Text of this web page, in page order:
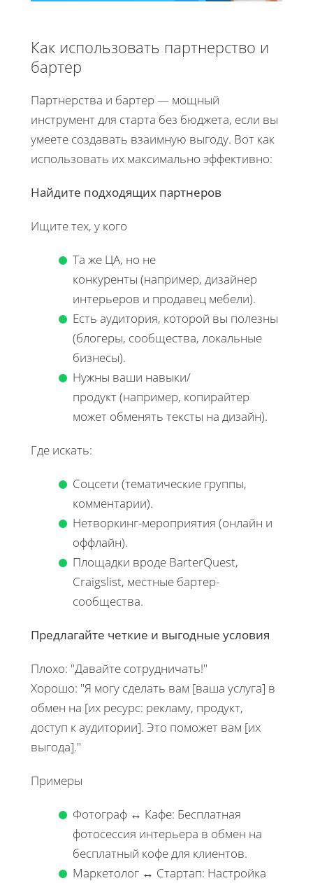
Как использовать партнерство и
бартер
Партнерства и бартер — мощный
инструмент для старта без бюджета, если вы
умеете создавать взаимную выгоду. Вот как
использовать их максимально эффективно:
Найдите подходящих партнеров
Ищите тех, у кого
Та же ЦА, но не
конкуренты (например, дизайнер
интерьеров и продавец мебели).
Есть аудитория, которой вы полезны
(блогеры, сообщества, локальные
бизнесы).
Нужны ваши навыки/
продукт (например, копирайтер
может обменять тексты на дизайн).
Где искать:
Соцсети (тематические группы,
комментарии).
Нетворкинг-мероприятия (онлайн и
оффлайн).
Площадки вроде BarterQuest,
Craigslist, местные бартер-
сообщества.
Предлагайте четкие и выгодные условия
Плохо: "Давайте сотрудничать!"
Хорошо: "Я могу сделать вам [ваша услуга] в
обмен на [их ресурс: рекламу, продукт,
доступ к аудитории]. Это поможет вам [их
выгода]."
Примеры
Фотограф ↔ Кафе: Бесплатная
фотосессия интерьера в обмен на
бесплатный кофе для клиентов.
Маркетолог ↔ Стартап: Настройка